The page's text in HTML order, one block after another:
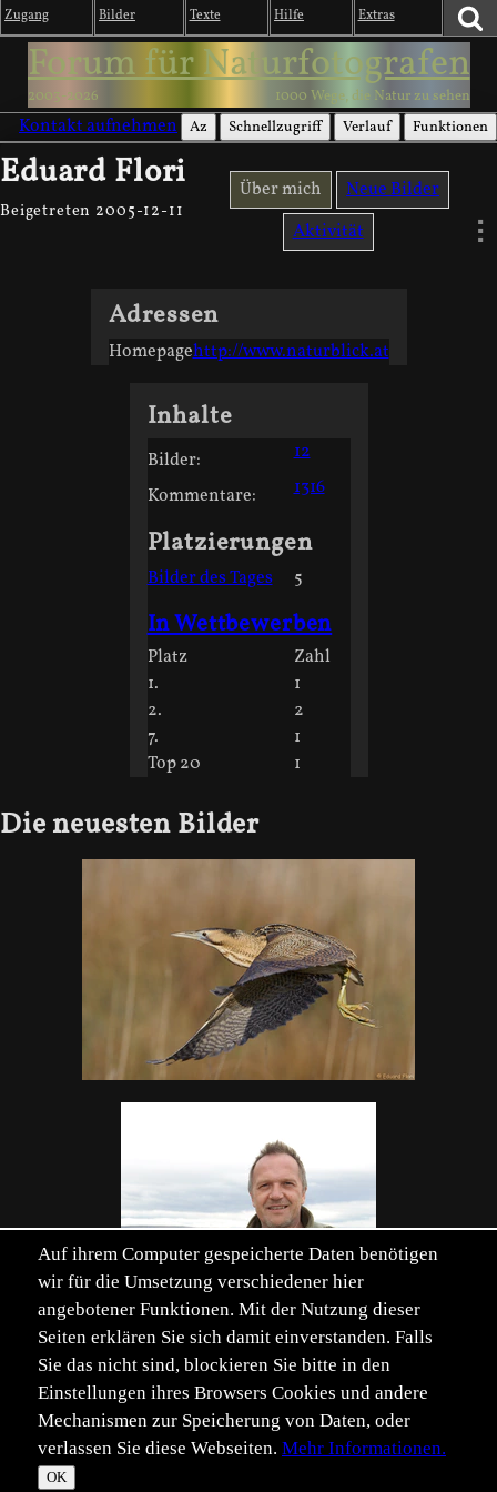
Zugang Bilder Texte Hilfe Extras
Forum für Naturfotografen
2003-2026 1000 Wege, die Natur zu sehen
Kontakt aufnehmen Az Schnellzugriff Verlauf Funktionen
Eduard Flori
Beigetreten 2005-12-11
Über mich
Neue Bilder
Aktivität
Adressen
Homepagehttp://www.naturblick.at
Inhalte
Bilder:
12
Kommentare:
1316
Platzierungen
Bilder des Tages 5
In Wettbewerben
Platz
Zahl
1.
1
2.
2
7.
1
Top 20
1
Die neuesten Bilder
Auf ihrem Computer gespeicherte Daten benötigen
wir für die Umsetzung verschiedener hier
angebotener Funktionen. Mit der Nutzung dieser
Seiten erklären Sie sich damit einverstanden. Falls
Sie das nicht sind, blockieren Sie bitte in den
Einstellungen ihres Browsers Cookies und andere
Mechanismen zur Speicherung von Daten, oder
verlassen Sie diese Webseiten. Mehr Informationen.
OK